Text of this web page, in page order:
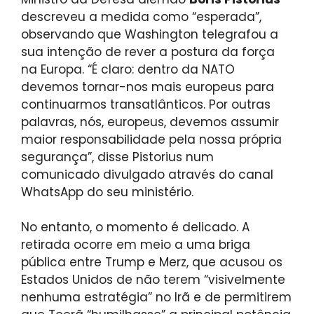
descreveu a medida como “esperada”,
observando que Washington telegrafou a
sua intenção de rever a postura da força
na Europa. “É claro: dentro da NATO
devemos tornar-nos mais europeus para
continuarmos transatlânticos. Por outras
palavras, nós, europeus, devemos assumir
maior responsabilidade pela nossa própria
segurança”, disse Pistorius num
comunicado divulgado através do canal
WhatsApp do seu ministério.
No entanto, o momento é delicado. A
retirada ocorre em meio a uma briga
pública entre Trump e Merz, que acusou os
Estados Unidos de não terem “visivelmente
nenhuma estratégia” no Irã e de permitirem